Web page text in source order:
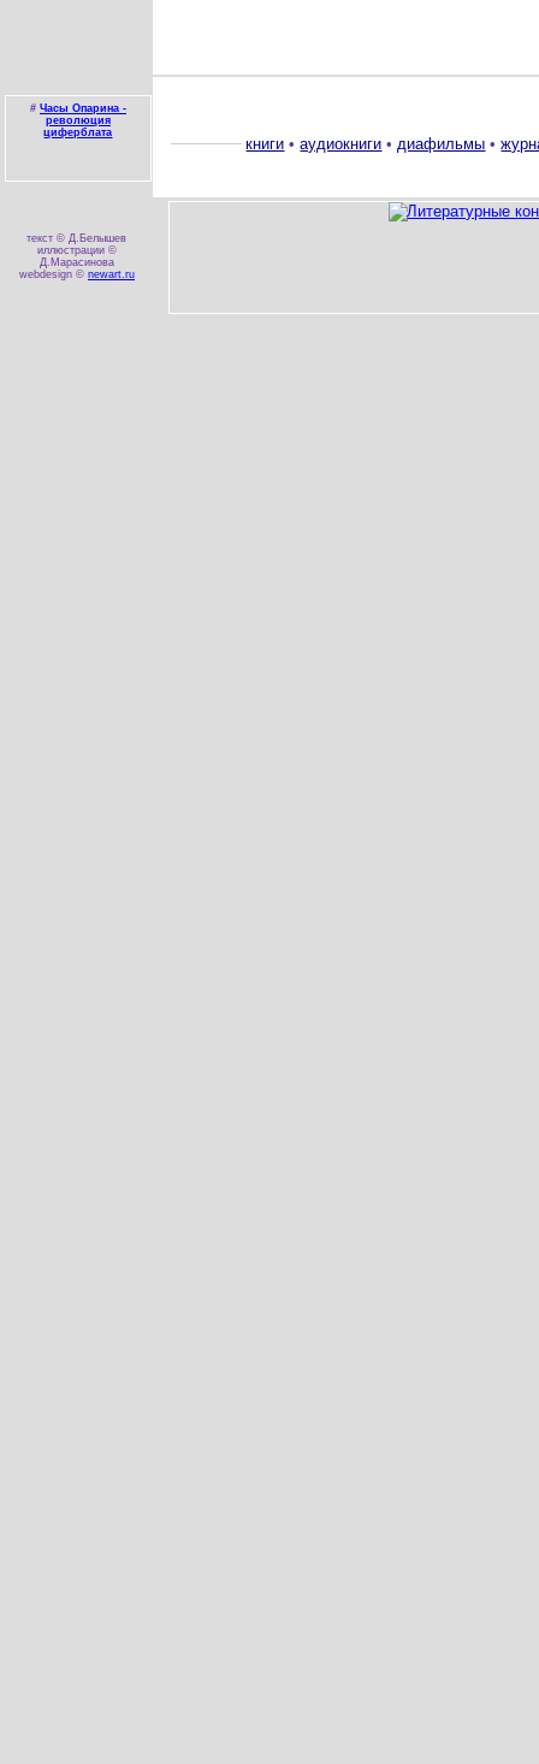
# Часы Опарина -
революция
циферблата
книги •аудиокниги •диафильмы •
текст © Д.Белышев
иллюстрации ©
Д.Марасинова
webdesign © newart.ru